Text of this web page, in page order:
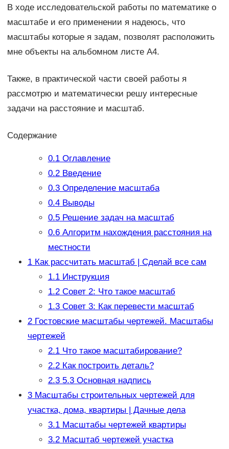
В ходе исследовательской работы по математике о
масштабе и его применении я надеюсь, что
масштабы которые я задам, позволят расположить
мне объекты на альбомном листе А4.
Также, в практической части своей работы я
рассмотрю и математически решу интересные
задачи на расстояние и масштаб.
Содержание
0.1Оглавление
0.2Введение
0.3Определение масштаба
0.4Выводы
0.5Решение задач на масштаб
0.6Алгоритм нахождения расстояния на
местности
1Как рассчитать масштаб | Сделай все сам
1.1Инструкция
1.2Совет 2: Что такое масштаб
1.3Совет 3: Как перевести масштаб
2Гостовские масштабы чертежей. Масштабы
чертежей
2.1Что такое масштабирование?
2.2Как построить деталь?
2.35.3 Основная надпись
3Масштабы строительных чертежей для
участка, дома, квартиры | Дачные дела
3.1Масштабы чертежей квартиры
3.2Масштаб чертежей участка